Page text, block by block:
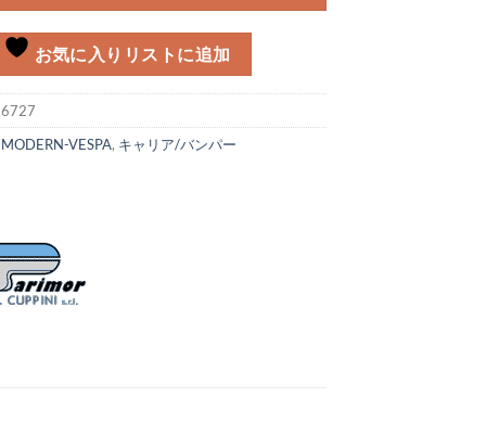
お気に入りリストに追加
6727
MODERN-VESPA, キャリア/バンパー